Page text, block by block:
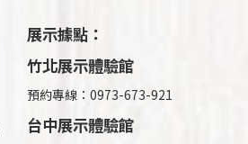
展示據點：
竹北展示體驗館
預約專線：0973-673-921
台中展示體驗館